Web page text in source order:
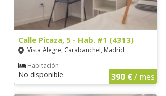
Calle Picaza, 5 - Hab. #1 (4313)
Vista Alegre, Carabanchel, Madrid
Habitación
No disponible 390 €/ mes